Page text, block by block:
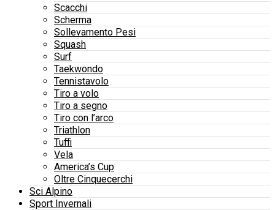
Scacchi
Scherma
Sollevamento Pesi
Squash
Surf
Taekwondo
Tennistavolo
Tiro a volo
Tiro a segno
Tiro con l’arco
Triathlon
Tuffi
Vela
America’s Cup
Oltre Cinquecerchi
Sci Alpino
Sport Invernali